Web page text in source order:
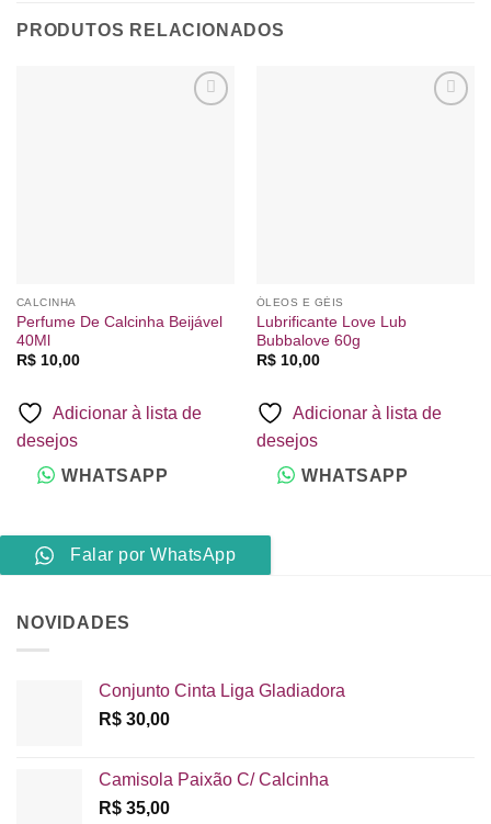
PRODUTOS RELACIONADOS
CALCINHA
Perfume De Calcinha Beijável
40Ml
R$10,00
Adicionar à lista de
desejos
WHATSAPP
ÓLEOS E GÉIS
Lubrificante Love Lub
Bubbalove 60g
R$10,00
Adicionar à lista de
desejos
WHATSAPP
Falar por WhatsApp
NOVIDADES
Conjunto Cinta Liga Gladiadora
R$ 30,00
Camisola Paixão C/ Calcinha
R$ 35,00